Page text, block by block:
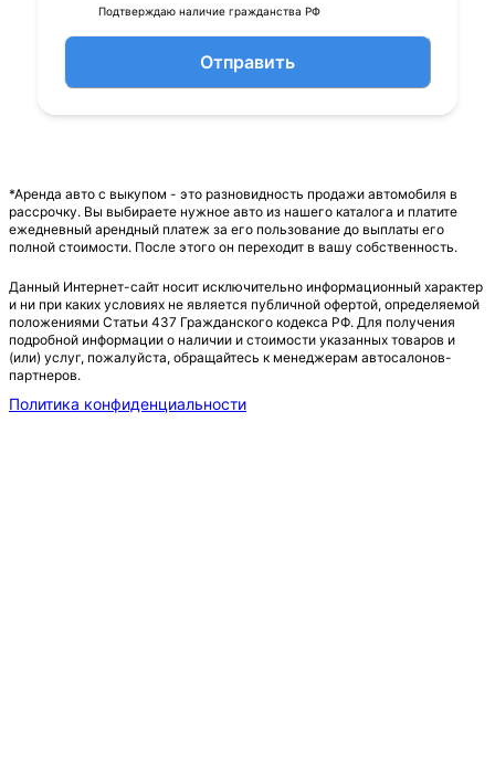
Подтверждаю наличие гражданства РФ
Отправить
*Аренда авто с выкупом - это разновидность продажи автомобиля в
рассрочку. Вы выбираете нужное авто из нашего каталога и платите
ежедневный арендный платеж за его пользование до выплаты его
полной стоимости. После этого он переходит в вашу собственность.
Данный Интернет-сайт носит исключительно информационный характер
и ни при каких условиях не является публичной офертой, определяемой
положениями Статьи 437 Гражданского кодекса РФ. Для получения
подробной информации о наличии и стоимости указанных товаров и
(или) услуг, пожалуйста, обращайтесь к менеджерам автосалонов-
партнеров.
Политика конфиденциальности